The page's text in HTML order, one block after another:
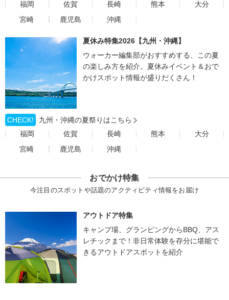
福岡
佐賀 長崎 熊本
大分
宮崎
鹿児島 沖縄
夏休み特集2026【九州・沖縄】
ウォーカー編集部がおすすめする、この夏
の楽しみ方を紹介。夏休みイベント＆おで
かけスポット情報が盛りだくさん！
CHECK!
九州・沖縄の夏祭りはこちら
福岡
佐賀 長崎 熊本
大分
宮崎
鹿児島 沖縄
おでかけ特集
今注目のスポットや話題のアクティビティ情報をお届け
アウトドア特集
キャンプ場、グランピングからBBQ、アス
レチックまで！非日常体験を存分に堪能で
きるアウトドアスポットを紹介